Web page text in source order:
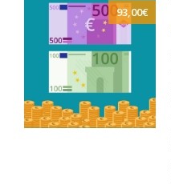
93,00€